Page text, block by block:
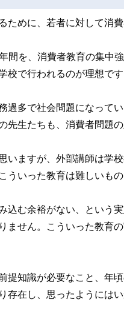
めに、若者に対して消
間を、消費者教育の集中
校で行われるのが理想です
過多で社会問題になって
先生たちも、消費者問題
いますが、外部講師は学
ういった教育は難しいもの
込む余裕がない、という
ません。こういった教育
提知識が必要なこと、年
在し、思ったようには